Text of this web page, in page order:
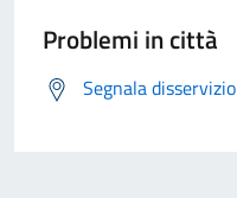
Problemi in città
Segnala disservizio